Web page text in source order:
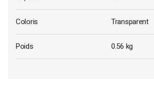
Coloris Transparent
Poids 0.56 kg